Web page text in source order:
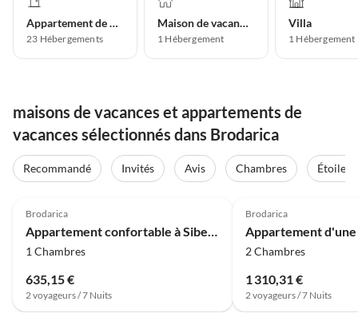
Appartement de vacances
23 Hébergements
Maison de vacances
1 Hébergement
Villa
1 Hébergement
maisons de vacances et appartements de
vacances sélectionnés dans Brodarica
Recommandé Invités Avis Chambres Étoiles
Brodarica
1 Chambres
635,15 €
2 voyageurs / 7 Nuits
Brodarica
2 Chambres
1 310,31 €
2 voyageurs / 7 Nuits